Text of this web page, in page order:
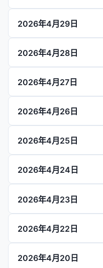
2026年4月29日
2026年4月28日
2026年4月27日
2026年4月26日
2026年4月25日
2026年4月24日
2026年4月23日
2026年4月22日
2026年4月20日